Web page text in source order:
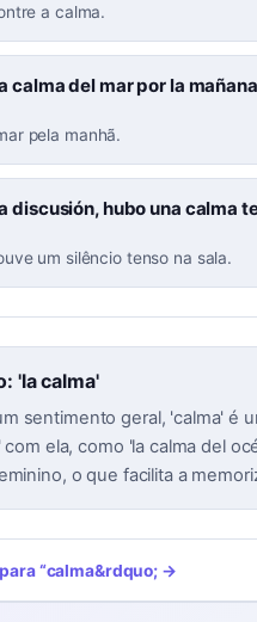
a calma.
calma del mar por la
pela manhã.
discusión, hubo una calma
um silêncio tenso na sala.
'la calma'
sentimento geral, 'calma' é
ela, como 'la calma del
o que facilita a
“calma&rdquo; →